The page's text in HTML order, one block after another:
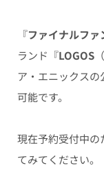
『ファイナルファ
ランド『LOGOS（
ア・エニックス
可能です。
現在予約受付中の
てみてください。